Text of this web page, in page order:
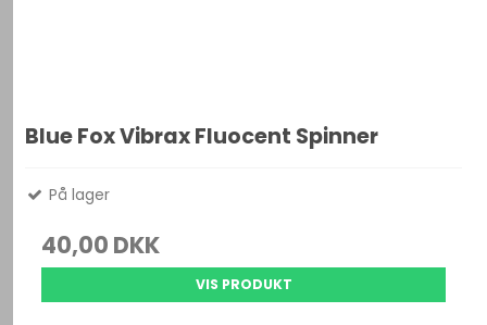
Blue Fox Vibrax Fluocent Spinner
På lager
40,00 DKK
VIS PRODUKT